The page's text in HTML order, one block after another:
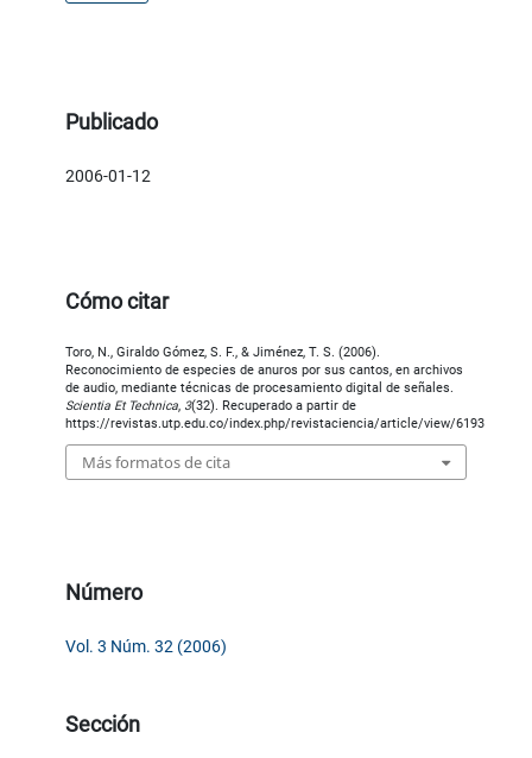
Publicado
2006-01-12
Cómo citar
Toro, N., Giraldo Gómez, S. F., & Jiménez, T. S. (2006).
Reconocimiento de especies de anuros por sus cantos, en archivos
de audio, mediante técnicas de procesamiento digital de señales.
Scientia Et Technica, 3(32). Recuperado a partir de
https://revistas.utp.edu.co/index.php/revistaciencia/article/view/6193
Más formatos de cita
Número
Vol. 3 Núm. 32 (2006)
Sección